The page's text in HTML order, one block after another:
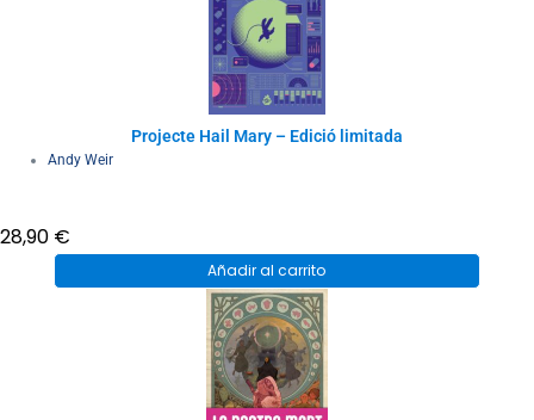
Projecte Hail Mary – Edició limitada
Andy Weir
28,90 €
Añadir al carrito